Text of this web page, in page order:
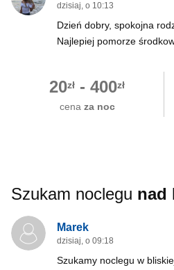
dzisiaj, o 10:13
Dzień dobry, spokojna
Najlepiej pomorze
20zł -400zł
cena za noc
Szukam noclegu nad
Marek
dzisiaj, o 09:18
Szukamy noclegu w